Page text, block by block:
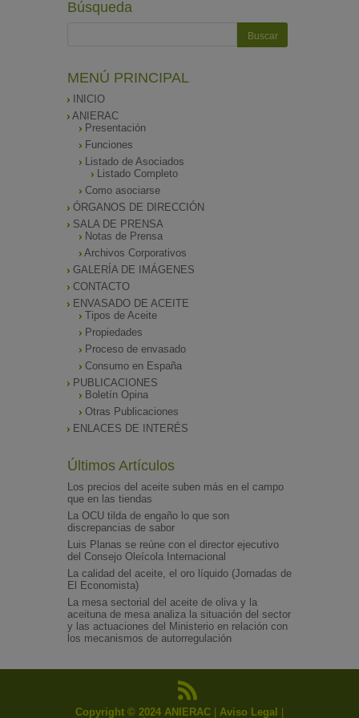
Búsqueda
MENÚ PRINCIPAL
INICIO
ANIERAC
Presentación
Funciones
Listado de Asociados
Listado Completo
Como asociarse
ÓRGANOS DE DIRECCIÓN
SALA DE PRENSA
Notas de Prensa
Archivos Corporativos
GALERÍA DE IMÁGENES
CONTACTO
ENVASADO DE ACEITE
Tipos de Aceite
Propiedades
Proceso de envasado
Consumo en España
PUBLICACIONES
Boletín Opina
Otras Publicaciones
ENLACES DE INTERÉS
Últimos Artículos
Los precios del aceite suben más en el campo
que en las tiendas
La OCU tilda de engaño lo que son
discrepancias de sabor
Luis Planas se reúne con el director ejecutivo
del Consejo Oleícola Internacional
La calidad del aceite, el oro líquido (Jornadas de
El Economista)
La mesa sectorial del aceite de oliva y la
aceituna de mesa analiza la situación del sector
y las actuaciones del Ministerio en relación con
los mecanismos de autorregulación
Copyright © 2024 ANIERAC Aviso Legal